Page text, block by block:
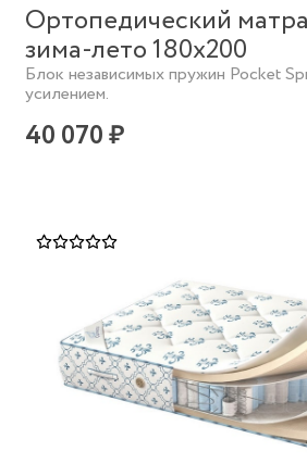
Ортопедический
зима-лето 180х200
Блок независимых пружин Pocket
усилением.
40 070 ₽